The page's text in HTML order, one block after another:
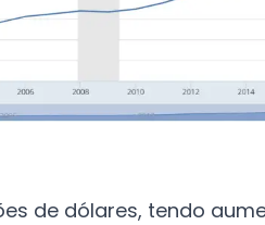
de dólares, tendo